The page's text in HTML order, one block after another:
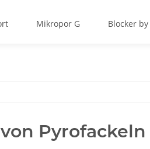
Mikropor G Blocker